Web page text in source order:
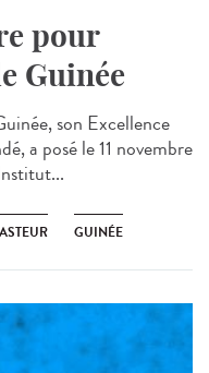
pour
Guinée
son Excellence
a posé le 11 novembre
GUINÉE